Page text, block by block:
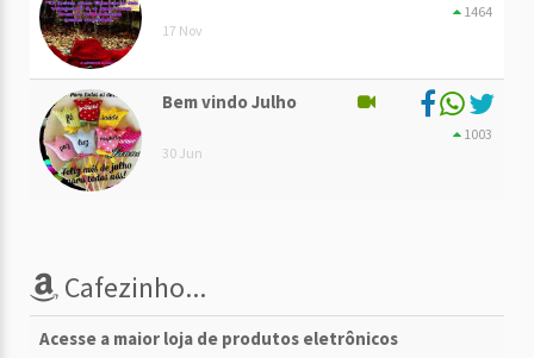
17 Nov
1464
Bem vindo Julho
30 Jun
1003
Cafezinho...
Acesse a maior loja de produtos eletrônicos